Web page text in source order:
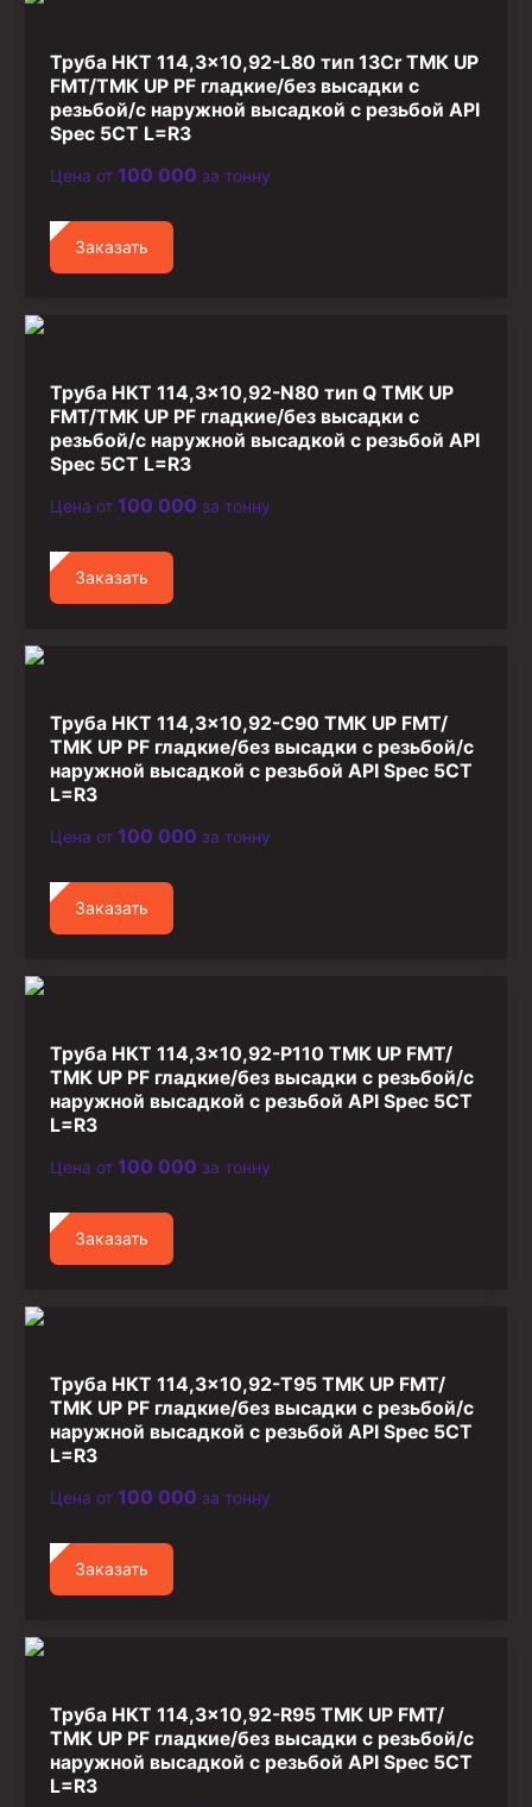
Труба НКТ 114,3×10,92-L80 тип 13Cr ТМК UP
FMT/ТМК UP PF гладкие/без высадки с
резьбой/с наружной высадкой с резьбой API
Spec 5CT L=R3
Цена от 100 000 за тонну
Заказать
Труба НКТ 114,3×10,92-N80 тип Q ТМК UP
FMT/ТМК UP PF гладкие/без высадки с
резьбой/с наружной высадкой с резьбой API
Spec 5CT L=R3
Цена от 100 000 за тонну
Заказать
Труба НКТ 114,3×10,92-C90 ТМК UP FMT/
ТМК UP PF гладкие/без высадки с резьбой/с
наружной высадкой с резьбой API Spec 5CT
L=R3
Цена от 100 000 за тонну
Заказать
Труба НКТ 114,3×10,92-P110 ТМК UP FMT/
ТМК UP PF гладкие/без высадки с резьбой/с
наружной высадкой с резьбой API Spec 5CT
L=R3
Цена от 100 000 за тонну
Заказать
Труба НКТ 114,3×10,92-T95 ТМК UP FMT/
ТМК UP PF гладкие/без высадки с резьбой/с
наружной высадкой с резьбой API Spec 5CT
L=R3
Цена от 100 000 за тонну
Заказать
Труба НКТ 114,3×10,92-R95 ТМК UP FMT/
ТМК UP PF гладкие/без высадки с резьбой/с
наружной высадкой с резьбой API Spec 5CT
L=R3